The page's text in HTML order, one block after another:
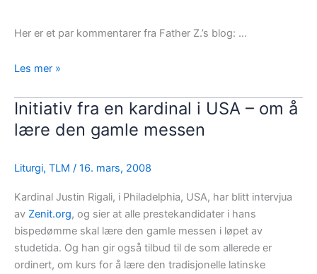
Her er et par kommentarer fra Father Z.’s blog: …
Derfor
vi
pave
Benedikts
om
gamle
messen
Les mer »
Initiativ fra en kardinal i USA – om å
lære den gamle messen
Liturgi, TLM / 16. mars, 2008
Kardinal Justin Rigali, i Philadelphia, USA, har blitt intervjua
av Zenit.org, og sier at alle prestekandidater i hans
bispedømme skal lære den gamle messen i løpet av
studetida. Og han gir også tilbud til de som allerede er
ordinert, om kurs for å lære den tradisjonelle latinske